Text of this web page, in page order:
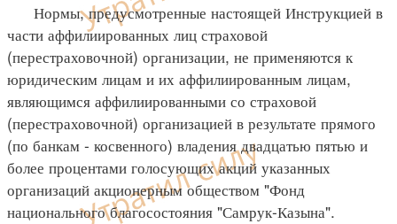
Нормы, предусмотренные настоящей Инструкцией в
части аффилиированных лиц страховой
(перестраховочной) организации, не применяются к
юридическим лицам и их аффилиированным лицам,
являющимся аффилиированными со страховой
(перестраховочной) организацией в результате прямого
(по банкам - косвенного) владения двадцатью пятью и
более процентами голосующих акций указанных
организаций акционерным обществом "Фонд
национального благосостояния "Самрук-Казына".